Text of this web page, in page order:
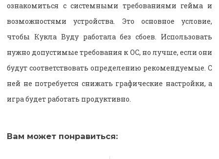
ознакомиться с системными требованиями гейма и
возможностями устройства. Это основное условие,
чтобы Кукла Вуду работала без сбоев. Использовать
нужно допустимые требования к ОС, но лучше, если они
будут соответствовать определению рекомендуемые. С
ней не потребуется снижать графические настройки, а
игра будет работать продуктивно.
Вам может понравиться: